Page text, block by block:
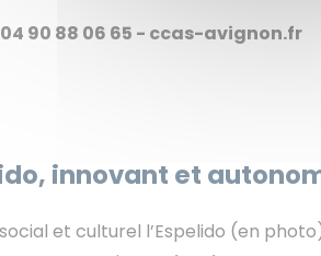
04 90 88 06 65 - ccas-avignon.fr
innovant et
et culturel l’Espelido (en